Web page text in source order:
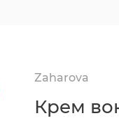
Zaharova
Крем